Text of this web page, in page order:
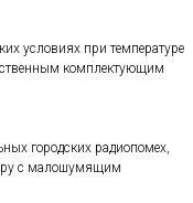
условиях при температуре
комплектующим
городских радиопомех,
с малошумящим